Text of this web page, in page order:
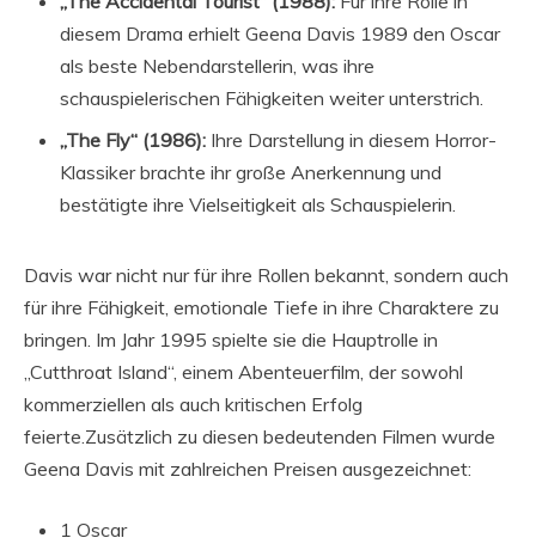
diesem Drama erhielt Geena Davis 1989 den Oscar
als beste Nebendarstellerin, was ihre
schauspielerischen Fähigkeiten weiter unterstrich.
„The Fly“ (1986): Ihre Darstellung in diesem Horror-
Klassiker brachte ihr große Anerkennung und
bestätigte ihre Vielseitigkeit als Schauspielerin.
Davis war nicht nur für ihre Rollen bekannt, sondern auch
für ihre Fähigkeit, emotionale Tiefe in ihre Charaktere zu
bringen. Im Jahr 1995 spielte sie die Hauptrolle in
„Cutthroat Island“, einem Abenteuerfilm, der sowohl
kommerziellen als auch kritischen Erfolg
feierte.Zusätzlich zu diesen bedeutenden Filmen wurde
Geena Davis mit zahlreichen Preisen ausgezeichnet:
1 Oscar